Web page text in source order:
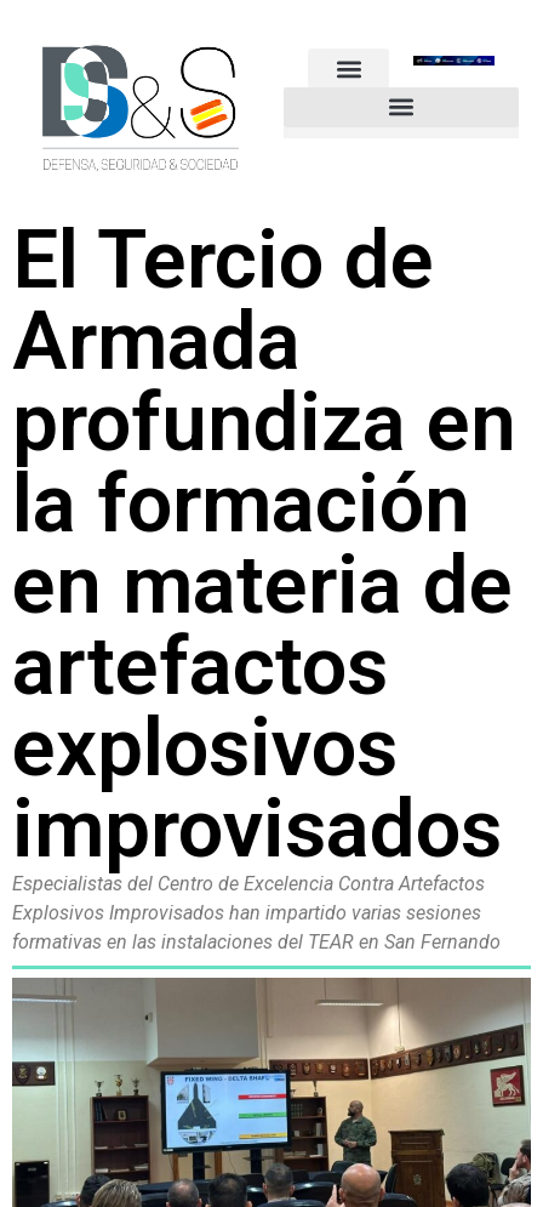
El Tercio de
Armada
profundiza en
la formación
en materia de
artefactos
explosivos
improvisados
Especialistas del Centro de Excelencia Contra Artefactos
Explosivos Improvisados han impartido varias sesiones
formativas en las instalaciones del TEAR en San Fernando